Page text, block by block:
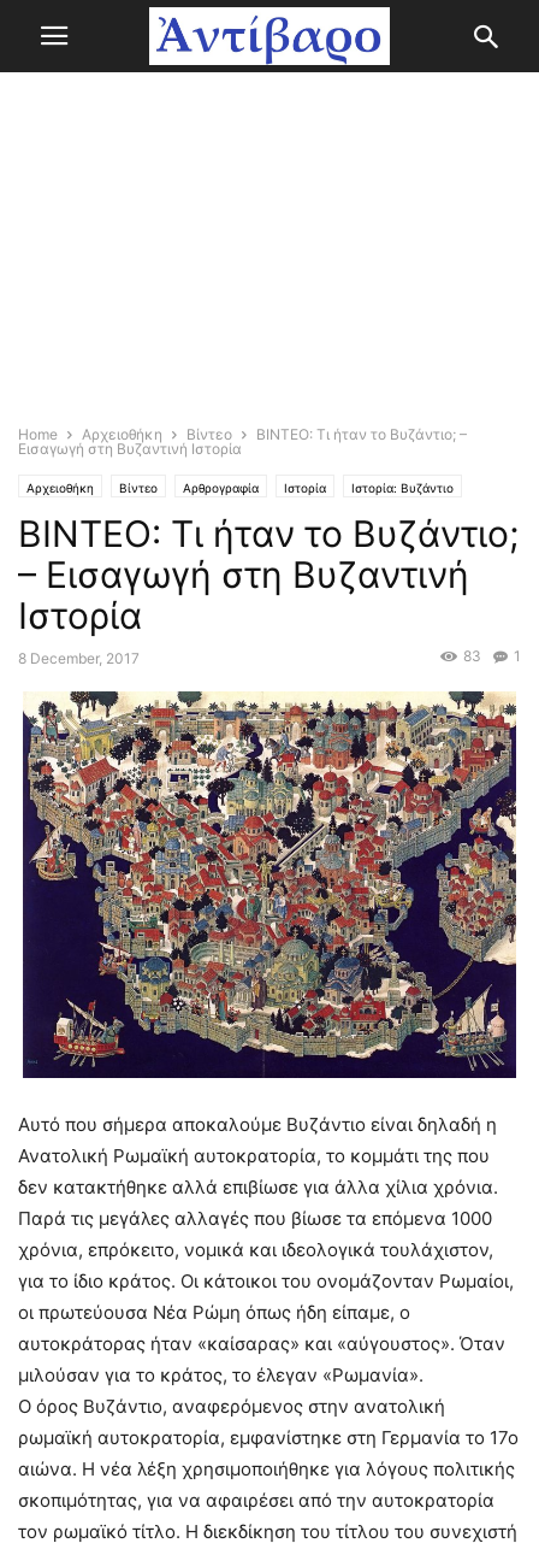
Home Αρχειοθήκη Βίντεο
ΒΙΝΤΕΟ: Τι ήταν το Βυζάντιο; –
Εισαγωγή στη Βυζαντινή Ιστορία
Αρχειοθήκη Βίντεο Αρθρογραφία Ιστορία Ιστορία: Βυζάντιο
ΒΙΝΤΕΟ: Τι ήταν το Βυζάντιο;
– Εισαγωγή στη Βυζαντινή
Ιστορία
8 December, 2017 1
83
Αυτό που σήμερα αποκαλούμε Βυζάντιο είναι δηλαδή η
Ανατολική Ρωμαϊκή αυτοκρατορία, το κομμάτι της που
δεν κατακτήθηκε αλλά επιβίωσε για άλλα χίλια χρόνια.
Παρά τις μεγάλες αλλαγές που βίωσε τα επόμενα 1000
χρόνια, επρόκειτο, νομικά και ιδεολογικά τουλάχιστον,
για το ίδιο κράτος. Οι κάτοικοι του ονομάζονταν Ρωμαίοι,
οι πρωτεύουσα Νέα Ρώμη όπως ήδη είπαμε, ο
αυτοκράτορας ήταν «καίσαρας» και «αύγουστος». Όταν
μιλούσαν για το κράτος, το έλεγαν «Ρωμανία».
Ο όρος Βυζάντιο, αναφερόμενος στην ανατολική
ρωμαϊκή αυτοκρατορία, εμφανίστηκε στη Γερμανία το 17ο
αιώνα. Η νέα λέξη χρησιμοποιήθηκε για λόγους πολιτικής
σκοπιμότητας, για να αφαιρέσει από την αυτοκρατορία
τον ρωμαϊκό τίτλο. Η διεκδίκηση του τίτλου του συνεχιστή